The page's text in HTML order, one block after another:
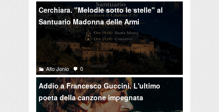
Cerchiara. "Melodie sotto le stelle" al
Santuario Madonna delle Armi
Alto Jonio 0
Addio a Francesco Guccini. L'ultimo
poeta della canzone impegnata